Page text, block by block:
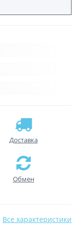
Доставка
Обмен
Все характеристики